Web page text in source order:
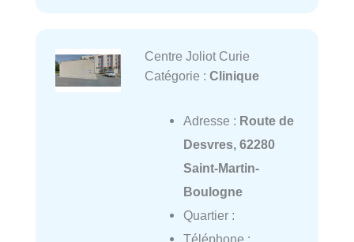
Centre Joliot Curie
Catégorie : Clinique
Adresse : Route de
Desvres, 62280
Saint-Martin-
Boulogne
Quartier :
Téléphone :